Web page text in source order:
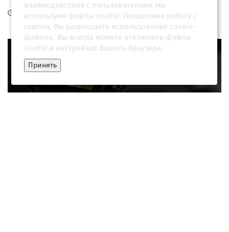
29 июня 2026, 01:30
взаимодействия с пользователями мы
используем файлы cookie. Продолжая работу с
сайтом, Вы разрешаете использование cookie-
файлов. Вы всегда можете отключить файлы
cookie в настройках Вашего браузера.
Принять